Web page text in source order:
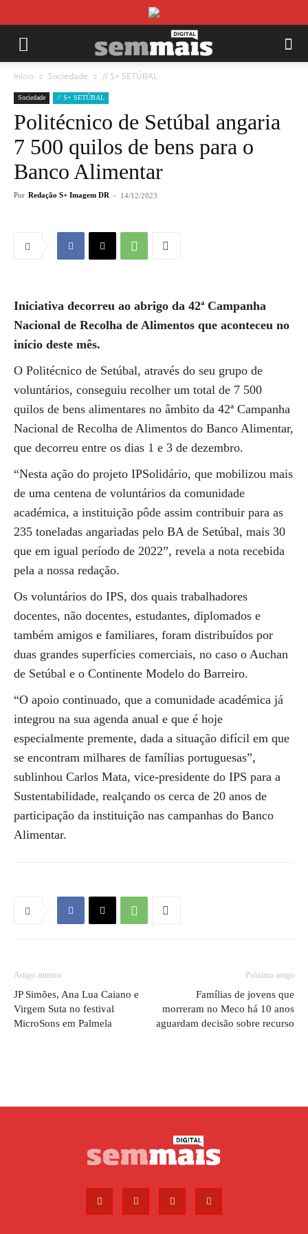
Início Sociedade // S+ SETÚBAL
Sociedade // S+ SETÚBAL
Politécnico de Setúbal angaria
7 500 quilos de bens para o
Banco Alimentar
Por Redação S+ Imagem DR - 14/12/2023
Iniciativa decorreu ao abrigo da 42ª Campanha
Nacional de Recolha de Alimentos que aconteceu no
início deste mês.
O Politécnico de Setúbal, através do seu grupo de
voluntários, conseguiu recolher um total de 7 500
quilos de bens alimentares no âmbito da 42ª Campanha
Nacional de Recolha de Alimentos do Banco Alimentar,
que decorreu entre os dias 1 e 3 de dezembro.
“Nesta ação do projeto IPSolidário, que mobilizou mais
de uma centena de voluntários da comunidade
académica, a instituição pôde assim contribuir para as
235 toneladas angariadas pelo BA de Setúbal, mais 30
que em igual período de 2022”, revela a nota recebida
pela a nossa redação.
Os voluntários do IPS, dos quais trabalhadores
docentes, não docentes, estudantes, diplomados e
também amigos e familiares, foram distribuídos por
duas grandes superfícies comerciais, no caso o Auchan
de Setúbal e o Continente Modelo do Barreiro.
“O apoio continuado, que a comunidade académica já
integrou na sua agenda anual e que é hoje
especialmente premente, dada a situação difícil em que
se encontram milhares de famílias portuguesas”,
sublinhou Carlos Mata, vice-presidente do IPS para a
Sustentabilidade, realçando os cerca de 20 anos de
participação da instituição nas campanhas do Banco
Alimentar.
Artigo anterior
JP Simões, Ana Lua Caiano e
Virgem Suta no festival
MicroSons em Palmela
Próximo artigo
Famílias de jovens que
morreram no Meco há 10 anos
aguardam decisão sobre recurso